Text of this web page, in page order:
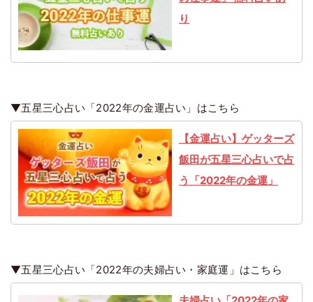
り
▼五星三心占い「2022年の金運占い」はこちら
【金運占い】ゲッターズ
飯田が五星三心占いで占
う「2022年の金運」
▼五星三心占い「2022年の夫婦占い・家庭運」はこちら